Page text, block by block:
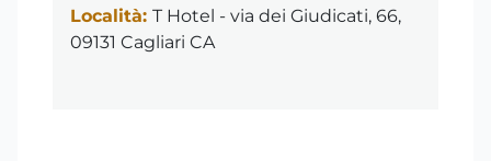
Località: T Hotel - via dei Giudicati, 66,
09131 Cagliari CA